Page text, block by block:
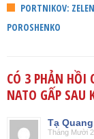
PORTNIKOV:
POROSHENKO
CÓ 3 PHẢN HỒI
NATO GẤP
Tạ
Tháng Mười